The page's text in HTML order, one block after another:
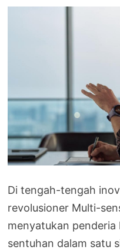
Di tengah-tengah
revolusioner Multi-
menyatukan penderia
sentuhan dalam satu